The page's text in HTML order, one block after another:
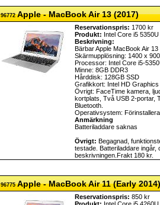
96772Apple - MacBook Air 13 (2017)
Reservationspris: 1700 kr
Produkt: Intel Core i5
Beskrivning:
Bärbar Apple MacBook Air
Skärmupplösning: 1400 x 900
Processor: Intel Core i5-
Minne: 8GB DDR3
Hårddisk: 128GB SSD
Grafikkort: Intel HD Graphics
Övrigt: FaceTime kamera,
kortplats, Två USB 2-portar,
Bluetooth.
Operativsystem:
Anmärkning
Batteriladdare saknas
Övrigt: Begagnad,
testade. Batteriladdare ingår,
beskrivningen.Frakt 180 kr.
96775Apple - MacBook Air 11 (Early 2014)
Reservationspris: 850 kr